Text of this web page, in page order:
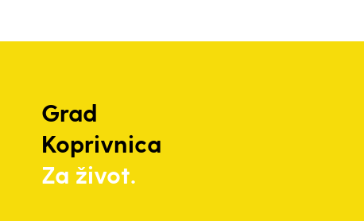
Grad
Koprivnica
Za život.